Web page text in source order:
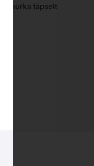
nurka täpselt